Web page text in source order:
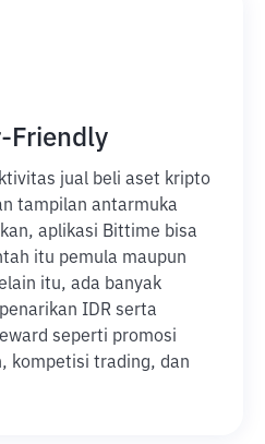
Friendly
jual beli aset kripto
tampilan antarmuka
aplikasi Bittime bisa
itu pemula maupun
itu, ada banyak
IDR serta
seperti promosi
kompetisi trading, dan